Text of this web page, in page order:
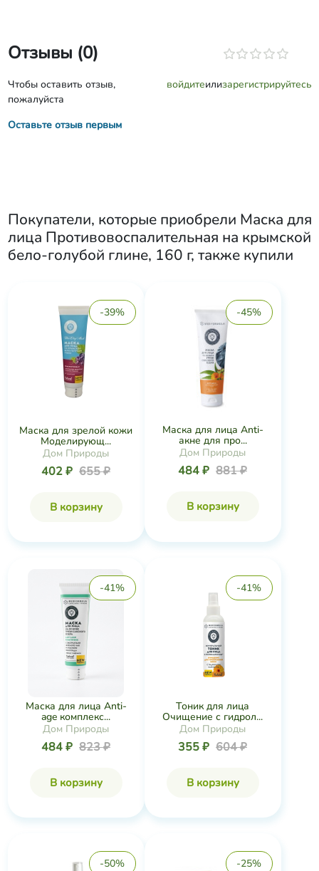
Отзывы (0)
Чтобы оставить отзыв,
пожалуйста
войдитеилизарегистрируйтесь
Оставьте отзыв первым
Покупатели, которые приобрели Маска для
лица Противовоспалительная на крымской
бело-голубой глине, 160 г, также купили
-39%
Маска для зрелой кожи
Моделирующ...
Дом Природы
402 ₽ 655 ₽
В корзину
-45%
Маска для лица Anti-
акне для про...
Дом Природы
484 ₽ 881 ₽
В корзину
-41%
Маска для лица Anti-
age комплекс...
Дом Природы
484 ₽ 823 ₽
В корзину
-41%
Тоник для лица
Очищение с гидрол...
Дом Природы
355 ₽ 604 ₽
В корзину
-50% -25%